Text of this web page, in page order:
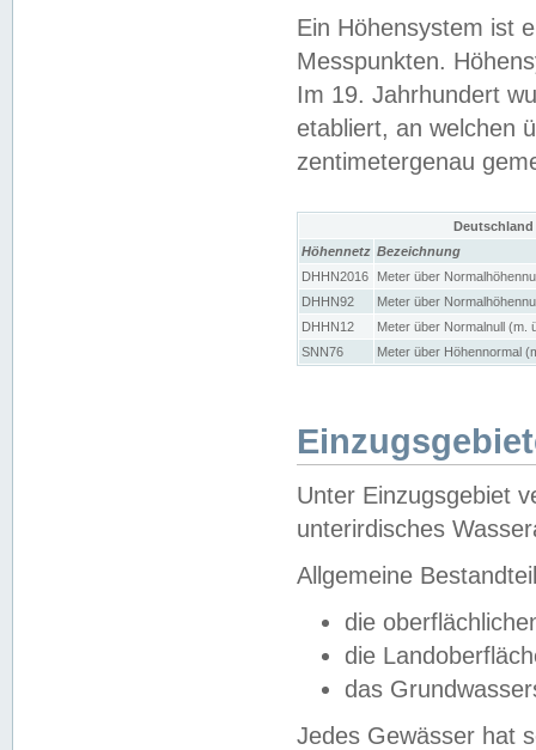
Ein Höhensystem ist
Messpunkten.
Im 19. Jahrhundert
etabliert, an welchen
zentimetergenau
Höhennetz Bezeichnung
DHHN2016
Meter über
DHHN92
Meter über
DHHN12
Meter über Normalnull (m.
SNN76
Meter über Höhennormal
Unter Einzugsgebiet
unterirdisches
Allgemeine
die
die
das
Jedes Gewässer hat